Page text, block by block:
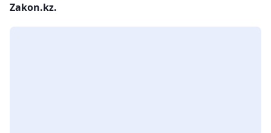
Zakon.kz.